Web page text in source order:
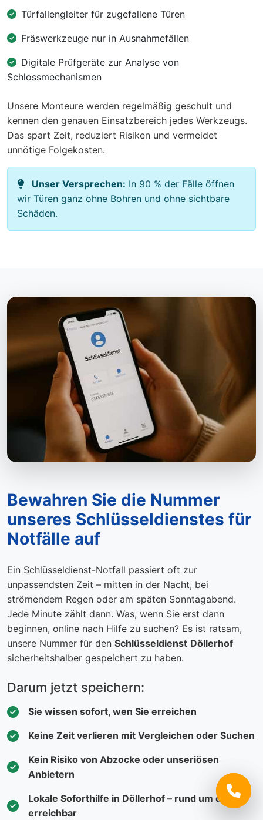
Türfallengleiter für zugefallene Türen
Fräswerkzeuge nur in Ausnahmefällen
Digitale Prüfgeräte zur Analyse von
Schlossmechanismen
Unsere Monteure werden regelmäßig geschult und
kennen den genauen Einsatzbereich jedes Werkzeugs.
Das spart Zeit, reduziert Risiken und vermeidet
unnötige Folgekosten.
Unser Versprechen: In 90 % der Fälle öffnen
wir Türen ganz ohne Bohren und ohne sichtbare
Schäden.
Bewahren Sie die Nummer
unseres Schlüsseldienstes für
Notfälle auf
Ein Schlüsseldienst-Notfall passiert oft zur
unpassendsten Zeit – mitten in der Nacht, bei
strömendem Regen oder am späten Sonntagabend.
Jede Minute zählt dann. Was, wenn Sie erst dann
beginnen, online nach Hilfe zu suchen? Es ist ratsam,
unsere Nummer für den Schlüsseldienst Döllerhof
sicherheitshalber gespeichert zu haben.
Darum jetzt speichern:
Sie wissen sofort, wen Sie erreichen
Keine Zeit verlieren mit Vergleichen oder Suchen
Kein Risiko von Abzocke oder unseriösen
Anbietern
Lokale Soforthilfe in Döllerhof – rund um die Uhr
erreichbar